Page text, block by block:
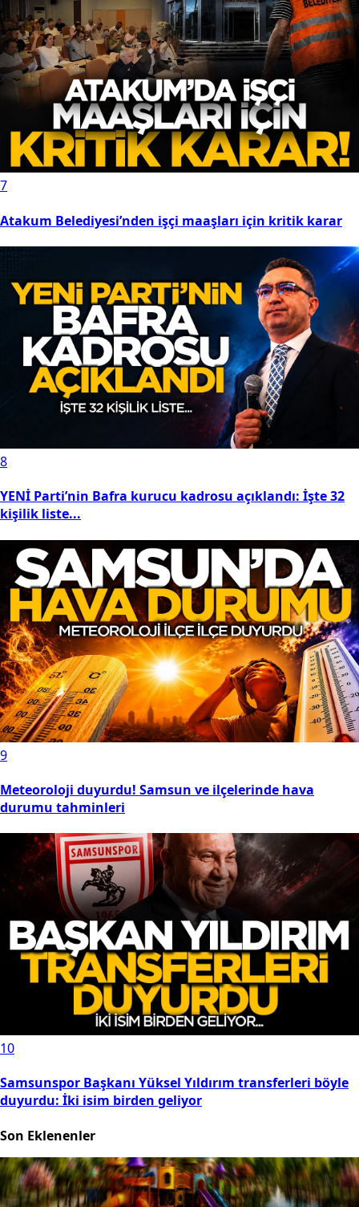
7
Atakum Belediyesi’nden işçi maaşları için kritik karar
8
YENİ Parti’nin Bafra kurucu kadrosu açıklandı: İşte 32
kişilik liste...
9
Meteoroloji duyurdu! Samsun ve ilçelerinde hava
durumu tahminleri
10
Samsunspor Başkanı Yüksel Yıldırım transferleri böyle
duyurdu: İki isim birden geliyor
Son Eklenenler